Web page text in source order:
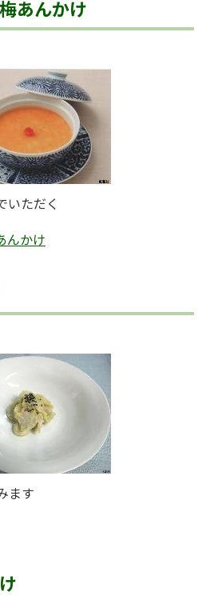
あんかけ
いただく
んかけ
ます